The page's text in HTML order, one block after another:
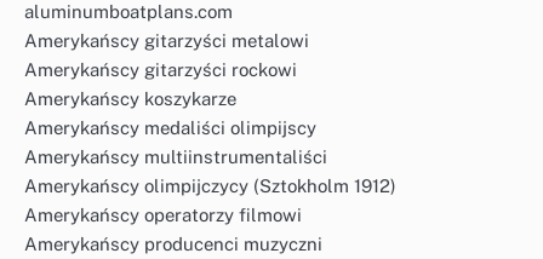
aluminumboatplans.com
Amerykańscy gitarzyści metalowi
Amerykańscy gitarzyści rockowi
Amerykańscy koszykarze
Amerykańscy medaliści olimpijscy
Amerykańscy multiinstrumentaliści
Amerykańscy olimpijczycy (Sztokholm 1912)
Amerykańscy operatorzy filmowi
Amerykańscy producenci muzyczni